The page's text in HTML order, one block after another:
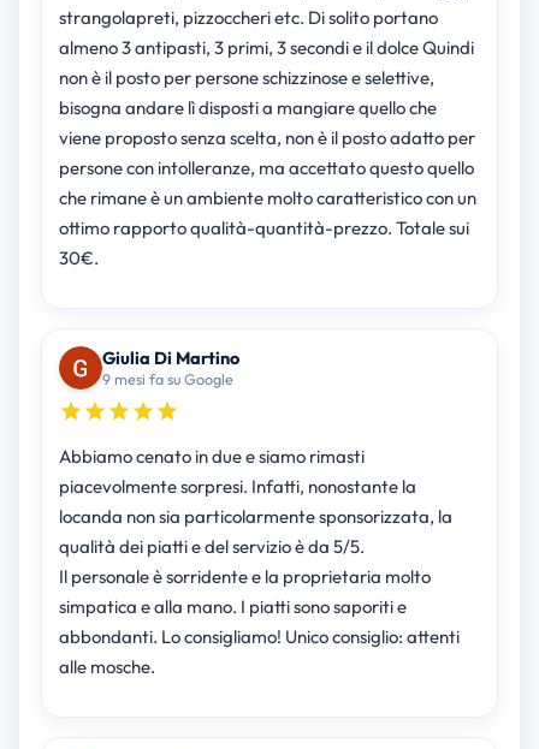
strangolapreti, pizzoccheri etc. Di solito portano
almeno 3 antipasti, 3 primi, 3 secondi e il dolce Quindi
non è il posto per persone schizzinose e selettive,
bisogna andare lì disposti a mangiare quello che
viene proposto senza scelta, non è il posto adatto per
persone con intolleranze, ma accettato questo quello
che rimane è un ambiente molto caratteristico con un
ottimo rapporto qualità-quantità-prezzo. Totale sui
30€.
Giulia Di Martino
9 mesi fa su Google
Abbiamo cenato in due e siamo rimasti
piacevolmente sorpresi. Infatti, nonostante la
locanda non sia particolarmente sponsorizzata, la
qualità dei piatti e del servizio è da 5/5.
Il personale è sorridente e la proprietaria molto
simpatica e alla mano. I piatti sono saporiti e
abbondanti. Lo consigliamo! Unico consiglio: attenti
alle mosche.